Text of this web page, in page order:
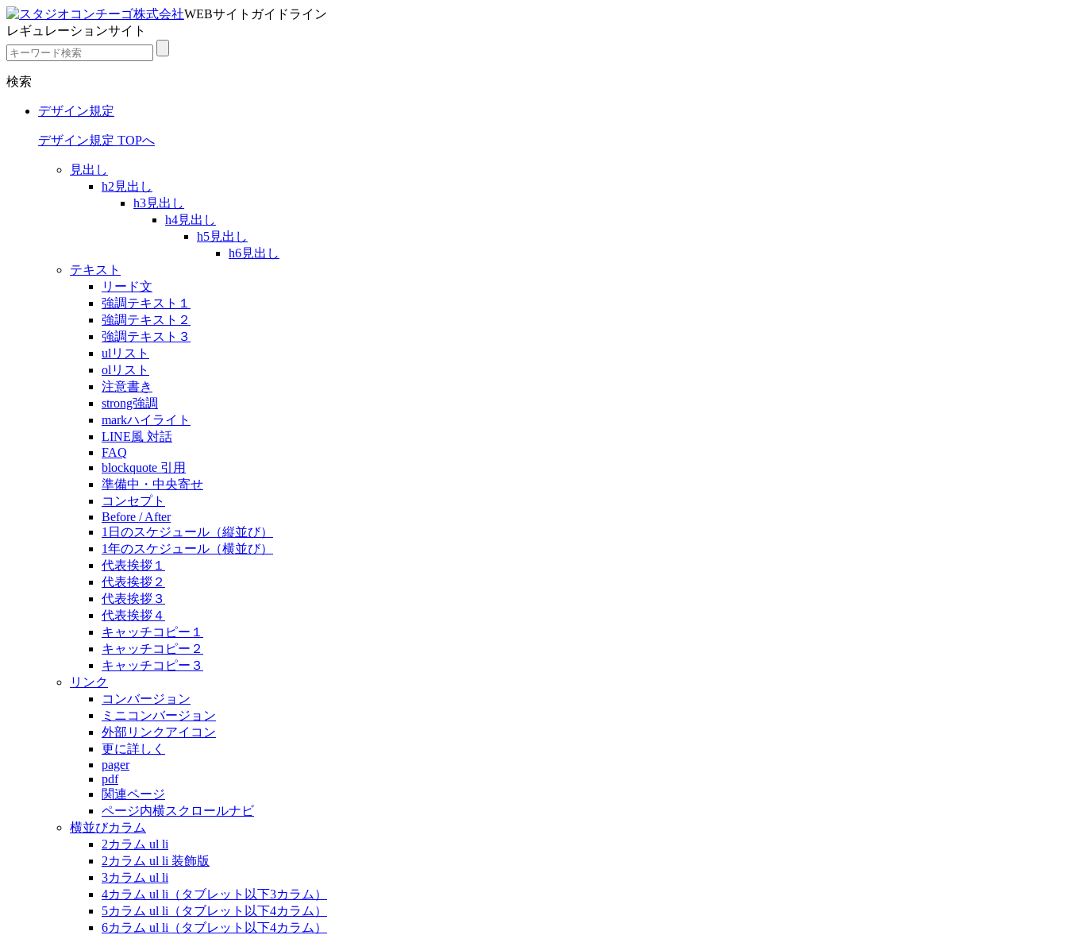
WEBサイトガイドライン
レギュレーションサイト
検索
デザイン規定
デザイン規定 TOPへ
見出し
h2見出し
h3見出し
h4見出し
h5見出し
h6見出し
テキスト
リード文
強調テキスト１
強調テキスト２
強調テキスト３
ulリスト
olリスト
注意書き
strong強調
markハイライト
LINE風 対話
FAQ
blockquote 引用
準備中・中央寄せ
コンセプト
Before / After
1日のスケジュール（縦並び）
1年のスケジュール（横並び）
代表挨拶１
代表挨拶２
代表挨拶３
代表挨拶４
キャッチコピー１
キャッチコピー２
キャッチコピー３
リンク
コンバージョン
ミニコンバージョン
外部リンクアイコン
更に詳しく
pager
pdf
関連ページ
ページ内横スクロールナビ
横並びカラム
2カラム ul li
2カラム ul li 装飾版
3カラム ul li
4カラム ul li（タブレット以下3カラム）
5カラム ul li（タブレット以下4カラム）
6カラム ul li（タブレット以下4カラム）